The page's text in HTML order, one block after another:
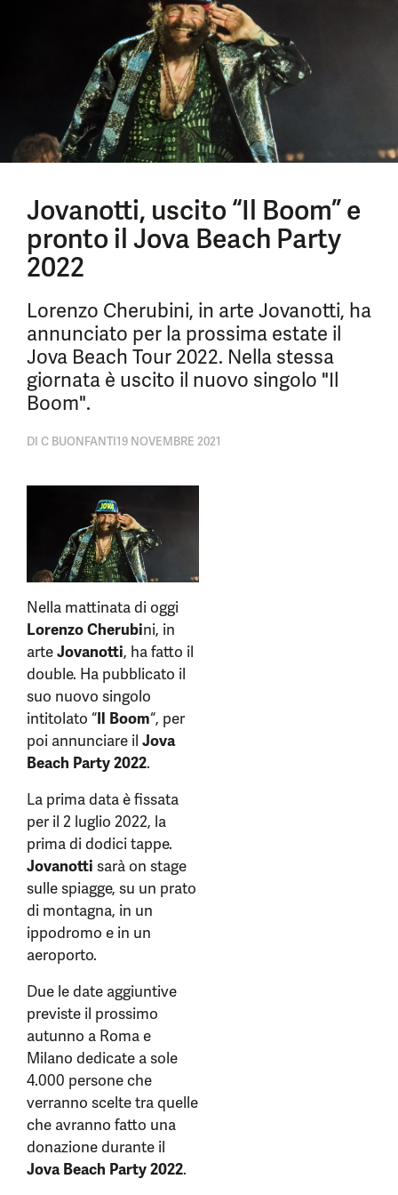
Jovanotti, uscito “Il Boom” e
pronto il Jova Beach Party
2022
Lorenzo Cherubini, in arte Jovanotti, ha
annunciato per la prossima estate il
Jova Beach Tour 2022. Nella stessa
giornata è uscito il nuovo singolo "Il
Boom".
DI C BUONFANTI19 NOVEMBRE 2021
Nella mattinata di oggi
Lorenzo Cherubini, in
arteJovanotti, ha fatto il
double. Ha pubblicato il
suo nuovo singolo
intitolato “Il Boom“, per
poi annunciare il Jova
Beach Party 2022.
La prima data è fissata
per il 2 luglio 2022, la
prima di dodici tappe.
Jovanotti sarà on stage
sulle spiagge, su un prato
di montagna, in un
ippodromo e in un
aeroporto.
Due le date aggiuntive
previste il prossimo
autunno a Roma e
Milano dedicate a sole
4.000 persone che
verranno scelte tra quelle
che avranno fatto una
donazione durante il
Jova Beach Party 2022.